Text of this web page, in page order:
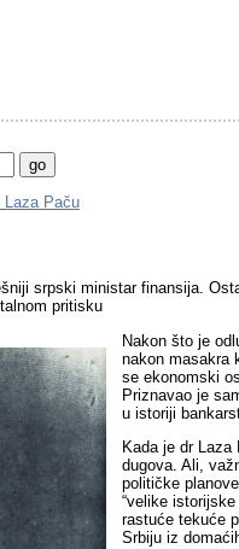
Laza Paču
srpski ministar finansija.
pritisku
Nakon što je
nakon masakra
se ekonomski
Priznavao je
u istoriji
Kada je dr
dugova. Ali,
političke
“velike
rastuće tekuće
Srbiju iz